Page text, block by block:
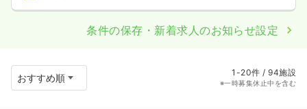
条件の保存・新着求人のお知らせ設定
1-20件 / 94施設
※一時募集休止中を含む